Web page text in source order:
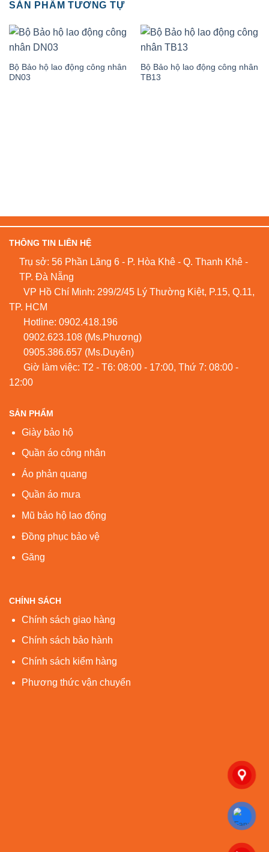
SẢN PHẨM TƯƠNG TỰ
Bộ Bảo hộ lao động công nhân
DN03
Bộ Bảo hộ lao động công nhân
TB13
THÔNG TIN LIÊN HỆ
Trụ sở: 56 Phần Lăng 6 - P. Hòa Khê - Q. Thanh Khê -
TP. Đà Nẵng
VP Hồ Chí Minh: 299/2/45 Lý Thường Kiệt, P.15, Q.11,
TP. HCM
Hotline: 0902.418.196
0902.623.108 (Ms.Phương)
0905.386.657 (Ms.Duyên)
Giờ làm việc: T2 - T6: 08:00 - 17:00, Thứ 7: 08:00 -
12:00
SẢN PHẨM
Giày bảo hộ
Quần áo công nhân
Áo phản quang
Quần áo mưa
Mũ bảo hộ lao động
Đồng phục bảo vệ
Găng
CHÍNH SÁCH
Chính sách giao hàng
Chính sách bảo hành
Chính sách kiểm hàng
Phương thức vận chuyển